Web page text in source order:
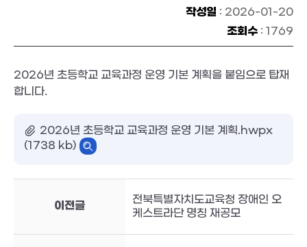
작성일 : 2026-01-20
조회수 : 1769
2026년 초등학교 교육과정 운영 기본 계획을 붙임으로 탑재
합니다.
2026년 초등학교 교육과정 운영 기본 계획.hwpx
(1738 kb)
이전글
전북특별자치도교육청 장애인 오
케스트라단 명칭 재공모